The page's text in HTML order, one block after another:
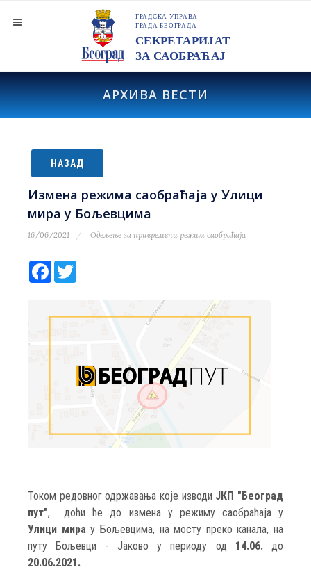
АРХИВА ВЕСТИ
НАЗАД
Измена режима саобраћаја у Улици
мира у Бољевцима
16/06/2021 Одељење за привремени режим саобраћаја
Facebook
Током редовног одржавања које изводи ЈКП "Београд
пут", доћи ће до измена у режиму саобраћаја у
Улици мирау Бољевцима, на мосту преко канала, на
путу Бољевци - Јаково у периоду од 14.06.до
20.06.2021.